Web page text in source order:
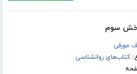
بخش سوم
مورفی
کتاب‌های روانشناسی